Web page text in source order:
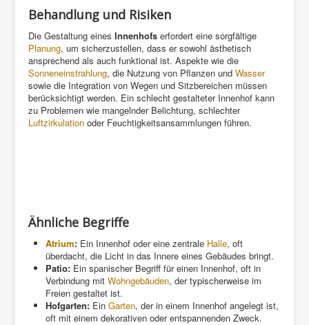
Behandlung und Risiken
Die Gestaltung eines Innenhofs erfordert eine sorgfältige
Planung, um sicherzustellen, dass er sowohl ästhetisch
ansprechend als auch funktional ist. Aspekte wie die
Sonneneinstrahlung, die Nutzung von Pflanzen und Wasser
sowie die Integration von Wegen und Sitzbereichen müssen
berücksichtigt werden. Ein schlecht gestalteter Innenhof kann
zu Problemen wie mangelnder Belichtung, schlechter
Luftzirkulation oder Feuchtigkeitsansammlungen führen.
Ähnliche Begriffe
Atrium: Ein Innenhof oder eine zentrale Halle, oft
überdacht, die Licht in das Innere eines Gebäudes bringt.
Patio: Ein spanischer Begriff für einen Innenhof, oft in
Verbindung mit Wohngebäuden, der typischerweise im
Freien gestaltet ist.
Hofgarten: Ein Garten, der in einem Innenhof angelegt ist,
oft mit einem dekorativen oder entspannenden Zweck.